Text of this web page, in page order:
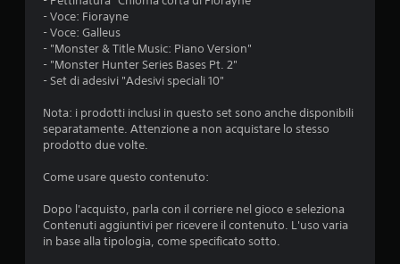
- Voce: Fiorayne
- Voce: Galleus
- "Monster & Title Music: Piano Version"
- "Monster Hunter Series Bases Pt. 2"
- Set di adesivi "Adesivi speciali 10"
Nota: i prodotti inclusi in questo set sono anche disponibili
separatamente. Attenzione a non acquistare lo stesso
prodotto due volte.
Come usare questo contenuto:
Dopo l'acquisto, parla con il corriere nel gioco e seleziona
Contenuti aggiuntivi per ricevere il contenuto. L'uso varia
in base alla tipologia, come specificato sotto.